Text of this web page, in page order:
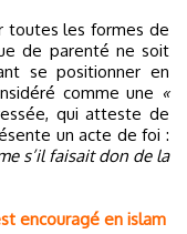
toutes les formes de
de parenté ne soit
se positionner en
comme une «
qui atteste de
un acte de foi :
s’il faisait don de la
encouragé en islam